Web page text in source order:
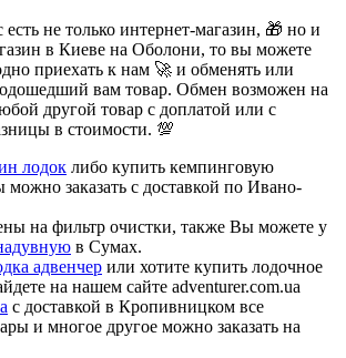
есть не только интернет-магазин, 🎁 но и
в Киеве на Оболони, то вы можете
приехать к нам 🚀 и обменять или
вам товар. Обмен возможен на
другой товар с доплатой или с
в стоимости. 💯
лодок либо купить кемпинговую
можно заказать с доставкой по Ивано-
на фильтр очистки, также Вы можете у
в Сумах.
адвенчер или хотите купить лодочное
на нашем сайте adventurer.com.ua
с доставкой в Кропивницком все
и многое другое можно заказать на